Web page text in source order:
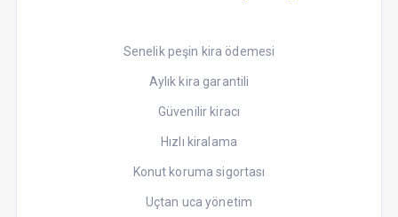
Senelik peşin kira ödemesi
Aylık kira garantili
Güvenilir kiracı
Hızlı kiralama
Konut koruma sigortası
Uçtan uca yönetim